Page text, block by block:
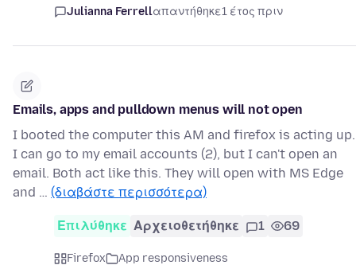
Julianna Ferrellαπαντήθηκε1 έτος πριν
Emails, apps and pulldown menus will not open
I booted the computer this AM and firefox is acting up.
I can go to my email accounts (2), but I can't open an
email. Both act like this. They will open with MS Edge
and … (διαβάστε περισσότερα)
Επιλύθηκε Αρχειοθετήθηκε 1 69
Firefox
App responsiveness